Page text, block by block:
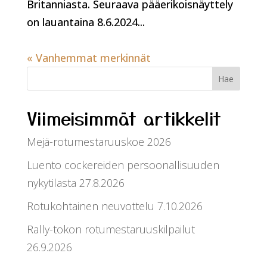
Britanniasta. Seuraava pääerikoisnäyttely
on lauantaina 8.6.2024...
« Vanhemmat merkinnät
Viimeisimmät artikkelit
Mejä-rotumestaruuskoe 2026
Luento cockereiden persoonallisuuden
nykytilasta 27.8.2026
Rotukohtainen neuvottelu 7.10.2026
Rally-tokon rotumestaruuskilpailut
26.9.2026